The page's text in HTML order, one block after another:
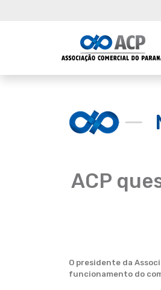
ACP
O presidente da
funcionamento do